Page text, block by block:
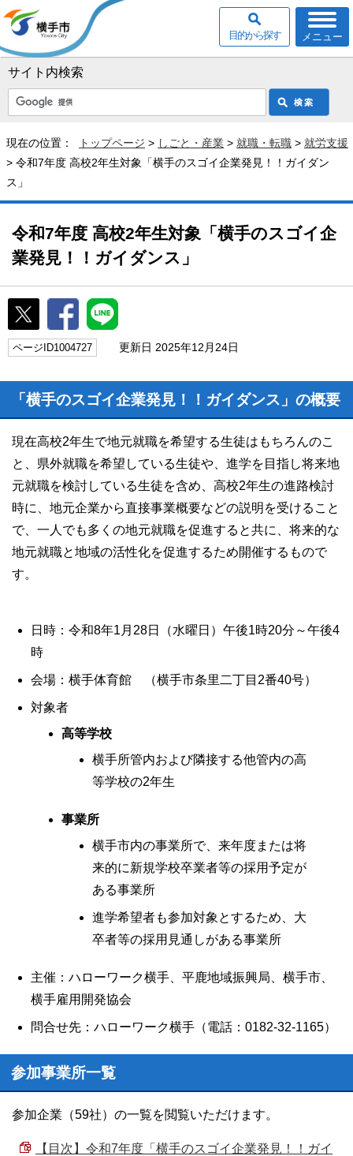
サイト内検索
メニュー
目的から探す
現在の位置： トップページ > しごと・産業 > 就職・転職 > 就労支援
> 令和7年度 高校2年生対象「横手のスゴイ企業発見！！ガイダン
ス」
令和7年度 高校2年生対象「横手のスゴイ企
業発見！！ガイダンス」
ページID1004727 更新日 2025年12月24日
「横手のスゴイ企業発見！！ガイダンス」の概要
現在高校2年生で地元就職を希望する生徒はもちろんのこ
と、県外就職を希望している生徒や、進学を目指し将来地
元就職を検討している生徒を含め、高校2年生の進路検討
時に、地元企業から直接事業概要などの説明を受けること
で、一人でも多くの地元就職を促進すると共に、将来的な
地元就職と地域の活性化を促進するため開催するもので
す。
日時：令和8年1月28日（水曜日）午後1時20分～午後4
時
会場：横手体育館 （横手市条里二丁目2番40号）
対象者
高等学校
横手所管内および隣接する他管内の高
等学校の2年生
事業所
横手市内の事業所で、来年度または将
来的に新規学校卒業者等の採用予定が
ある事業所
進学希望者も参加対象とするため、大
卒者等の採用見通しがある事業所
主催：ハローワーク横手、平鹿地域振興局、横手市、
横手雇用開発協会
問合せ先：ハローワーク横手（電話：0182-32-1165）
参加事業所一覧
参加企業（59社）の一覧を閲覧いただけます。
【目次】令和7年度「横手のスゴイ企業発見！！ガイ